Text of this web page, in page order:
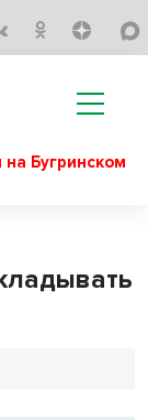
Бугринском